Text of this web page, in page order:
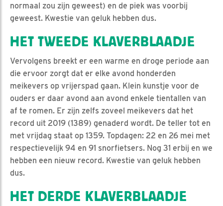
normaal zou zijn geweest) en de piek was voorbij
geweest. Kwestie van geluk hebben dus.
HET TWEEDE KLAVERBLAADJE
Vervolgens breekt er een warme en droge periode aan
die ervoor zorgt dat er elke avond honderden
meikevers op vrijerspad gaan. Klein kunstje voor de
ouders er daar avond aan avond enkele tientallen van
af te romen. Er zijn zelfs zoveel meikevers dat het
record uit 2019 (1389) genaderd wordt. De teller tot en
met vrijdag staat op 1359. Topdagen: 22 en 26 mei met
respectievelijk 94 en 91 snorfietsers. Nog 31 erbij en we
hebben een nieuw record. Kwestie van geluk hebben
dus.
HET DERDE KLAVERBLAADJE